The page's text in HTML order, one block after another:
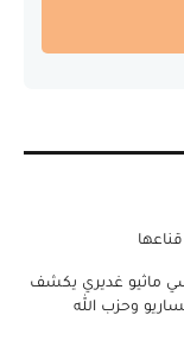
ماثيو غديري يكشف
وحزب الله